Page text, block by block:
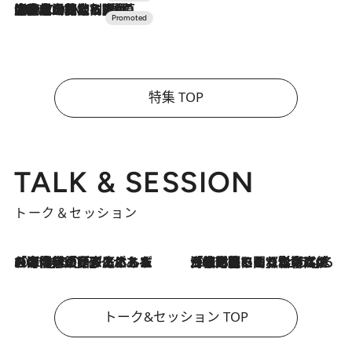
2026.7.10
NEW OPEN！【界 草津】名湯の地に誕生。趣の異なる2種の温泉と上州ならではの会席・蕎麦割烹など美食を味わう究極の癒やし旅
特集 TOP
TALK & SESSION
トーク＆セッション
2026.8.3
「今後値上げがあるとすれば…」「リスクがあるのは今年の冬」エネルギー専門家が語る、ホルムズ海峡封鎖が家庭にもたらす“ある心配” 2026.8.3
「住宅建てられない…」「サーチャージ料の高値が続いている」ホルムズ海峡封鎖による影響はいつまで続く？《エネルギー専門家に聞く“どうなる日本の暮らし”》
トーク&セッション TOP